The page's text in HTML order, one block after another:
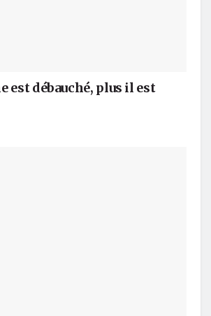
est débauché, plus il est